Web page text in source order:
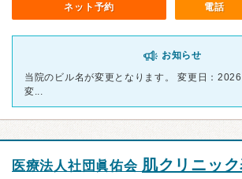
ネット予約 電話
お知らせ
当院のビル名が変更となります。 変更日：2026
変...
医療法人社団眞佑会 肌クリニッ